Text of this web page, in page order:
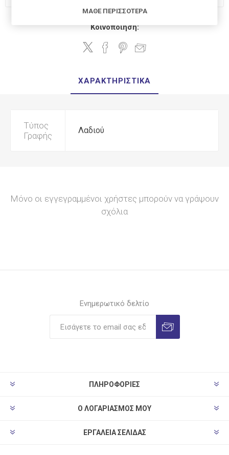
Κοινοποίηση:
ΧΑΡΑΚΤΗΡΙΣΤΙΚΆ
Τύπος
Γραφής
Λαδιού
Μόνο οι εγγεγραμμένοι χρήστες μπορούν να γράψουν
σχόλια
Ενημερωτικό δελτίο
ΠΛΗΡΟΦΟΡΊΕΣ
Ο ΛΟΓΑΡΙΑΣΜΌΣ ΜΟΥ
ΕΡΓΑΛΕΊΑ ΣΕΛΊΔΑΣ
ΜΆΘΕ ΠΕΡΙΣΣΌΤΕΡΑ